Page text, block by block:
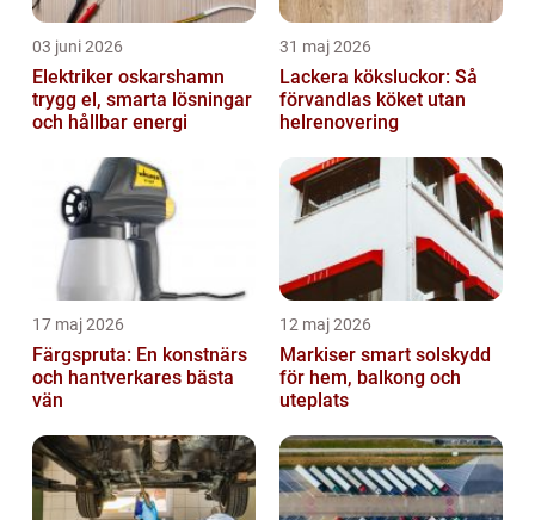
03 juni 2026
Elektriker oskarshamn
trygg el, smarta lösningar
och hållbar energi
31 maj 2026
Lackera köksluckor: Så
förvandlas köket utan
helrenovering
17 maj 2026
Färgspruta: En konstnärs
och hantverkares bästa
vän
12 maj 2026
Markiser smart solskydd
för hem, balkong och
uteplats